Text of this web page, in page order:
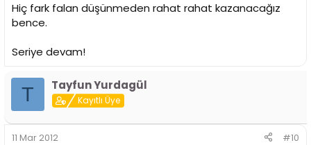
Hiç fark falan düşünmeden rahat rahat kazanacağız
bence.
Seriye devam!
T Tayfun Yurdagül
Kayıtlı Üye
11 Mar 2012 #10